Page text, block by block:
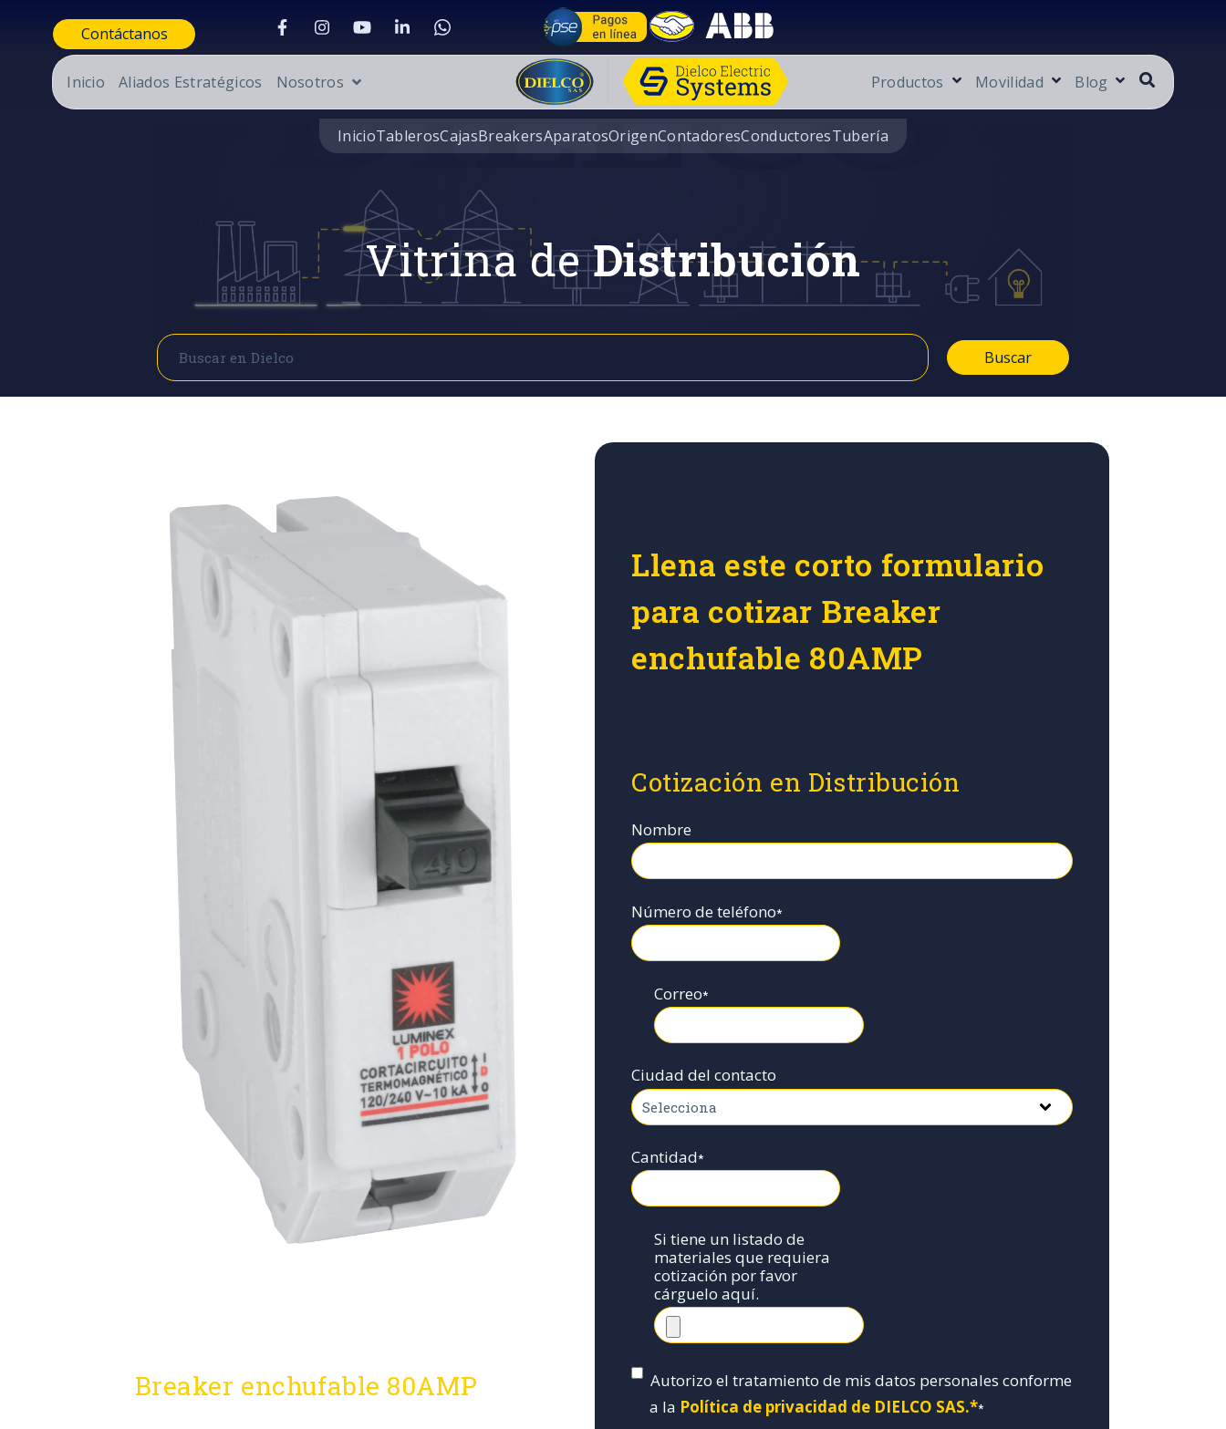
Contáctanos
Inicio Aliados Estratégicos Nosotros Productos Movilidad Blog
InicioTablerosCajasBreakersAparatosOrigenContadoresConductoresTubería
Vitrina deDistribución
Buscar
Buscar
Breaker enchufable 80AMP
Llena este corto formulario
para cotizar Breaker
enchufable 80AMP
Cotización en Distribución
Nombre
Número de teléfono*
Correo*
Ciudad del contacto
Cantidad*
Si tiene un listado de
materiales que requiera
cotización por favor
cárguelo aquí.
Autorizo el tratamiento de mis datos personales conforme
a la Política de privacidad de DIELCO SAS.**